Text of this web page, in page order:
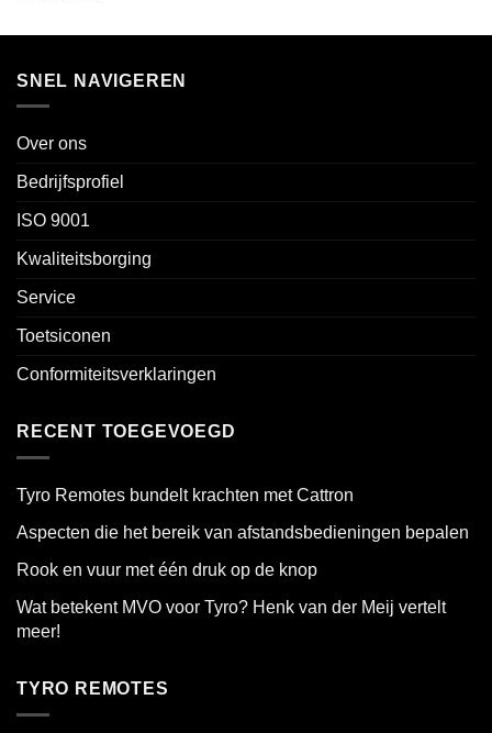
SNEL NAVIGEREN
Over ons
Bedrijfsprofiel
ISO 9001
Kwaliteitsborging
Service
Toetsiconen
Conformiteitsverklaringen
RECENT TOEGEVOEGD
Tyro Remotes bundelt krachten met Cattron
Aspecten die het bereik van afstandsbedieningen bepalen
Rook en vuur met één druk op de knop
Wat betekent MVO voor Tyro? Henk van der Meij vertelt
meer!
TYRO REMOTES